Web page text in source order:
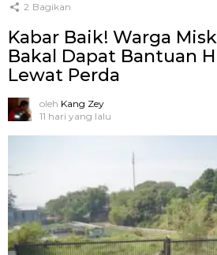
2 Bagikan
Kabar Baik! Warga
Bakal Dapat Bantuan
Lewat Perda
oleh Kang Zey
11 hari yang lalu